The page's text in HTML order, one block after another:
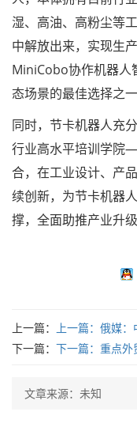
湿、高油、高粉尘等
中解放出来，实现生
MiniCobo协作机器人
态场景的最佳选择之一
同时，节卡机器人充
行业高水平培训学院
合，在工业设计、产
续创新，为节卡机器
撑，全面助推产业升
上一篇： 上一篇： 俄媒：
下一篇： 下一篇： 重点外
文章来源：未知